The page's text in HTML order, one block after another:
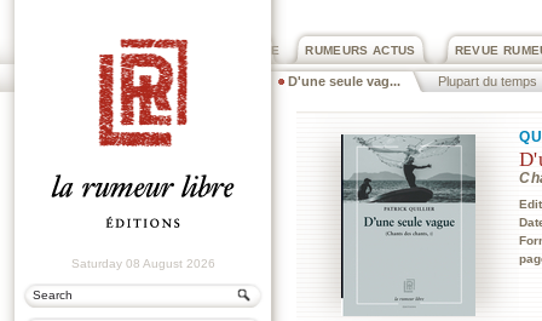
REVUE
RUMEURS ACTUS
PRIX ROGER DEXTRE
D'une seule vag... Plupart du temps
Saturday 08 August 2026